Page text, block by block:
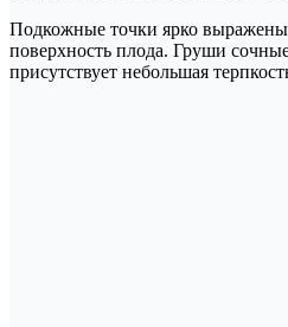
Подкожные точки ярко
поверхность плода. Груши
присутствует небольшая